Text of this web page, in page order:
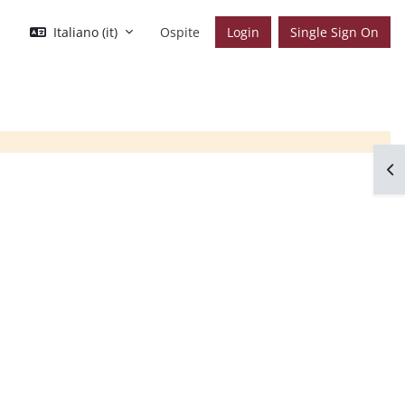
Italiano ‎(it)‎ Ospite Login Single Sign On